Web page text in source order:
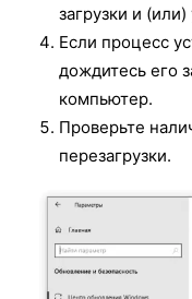
загрузки и
Если процесс
дождитесь его
компьютер.
Проверьте
перезагрузки.